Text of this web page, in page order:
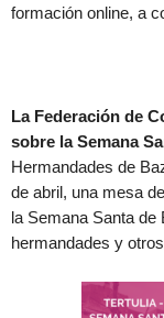
formación online, a
La Federación de
sobre la Semana
Hermandades de
de abril, una mesa
la Semana Santa
hermandades y